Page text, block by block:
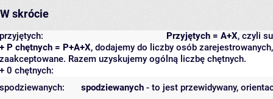
W skrócie
Przyjętych = A+X, czyli
przyjętych:
+ P chętnych = P+A+X, dodajemy do liczby osób
zaakceptowane. Razem uzyskujemy ogólną liczbę chętnych.
+ 0 chętnych:
spodziewanych - to jest przewidywany,
spodziewanych: